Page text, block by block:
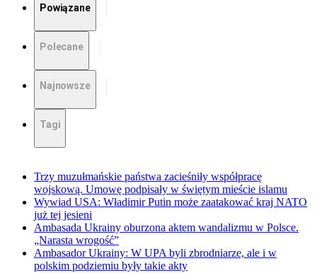
Powiązane
Polecane
Najnowsze
Tagi
Trzy muzułmańskie państwa zacieśniły współpracę
wojskową. Umowę podpisały w świętym mieście islamu
Wywiad USA: Władimir Putin może zaatakować kraj NATO
już tej jesieni
Ambasada Ukrainy oburzona aktem wandalizmu w Polsce.
„Narasta wrogość”
Ambasador Ukrainy: W UPA byli zbrodniarze, ale i w
polskim podziemiu były takie akty